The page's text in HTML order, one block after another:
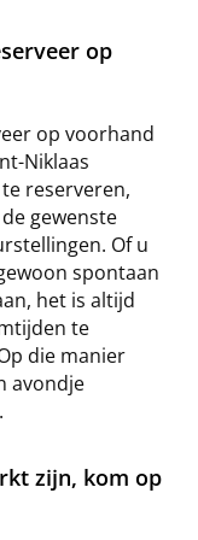
op
op voorhand
Niklaas
reserveren,
gewenste
Of u
spontaan
het is altijd
te
die manier
avondje
zijn, kom op